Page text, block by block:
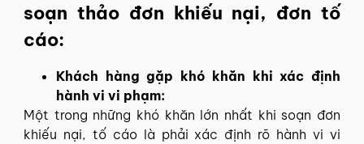
soạn thảo đơn khiếu nại, đơn tố
cáo:
Khách hàng gặp khó khăn khi xác định
hành vi vi phạm:
Một trong những khó khăn lớn nhất khi soạn đơn
khiếu nại, tố cáo là phải xác định rõ hành vi vi